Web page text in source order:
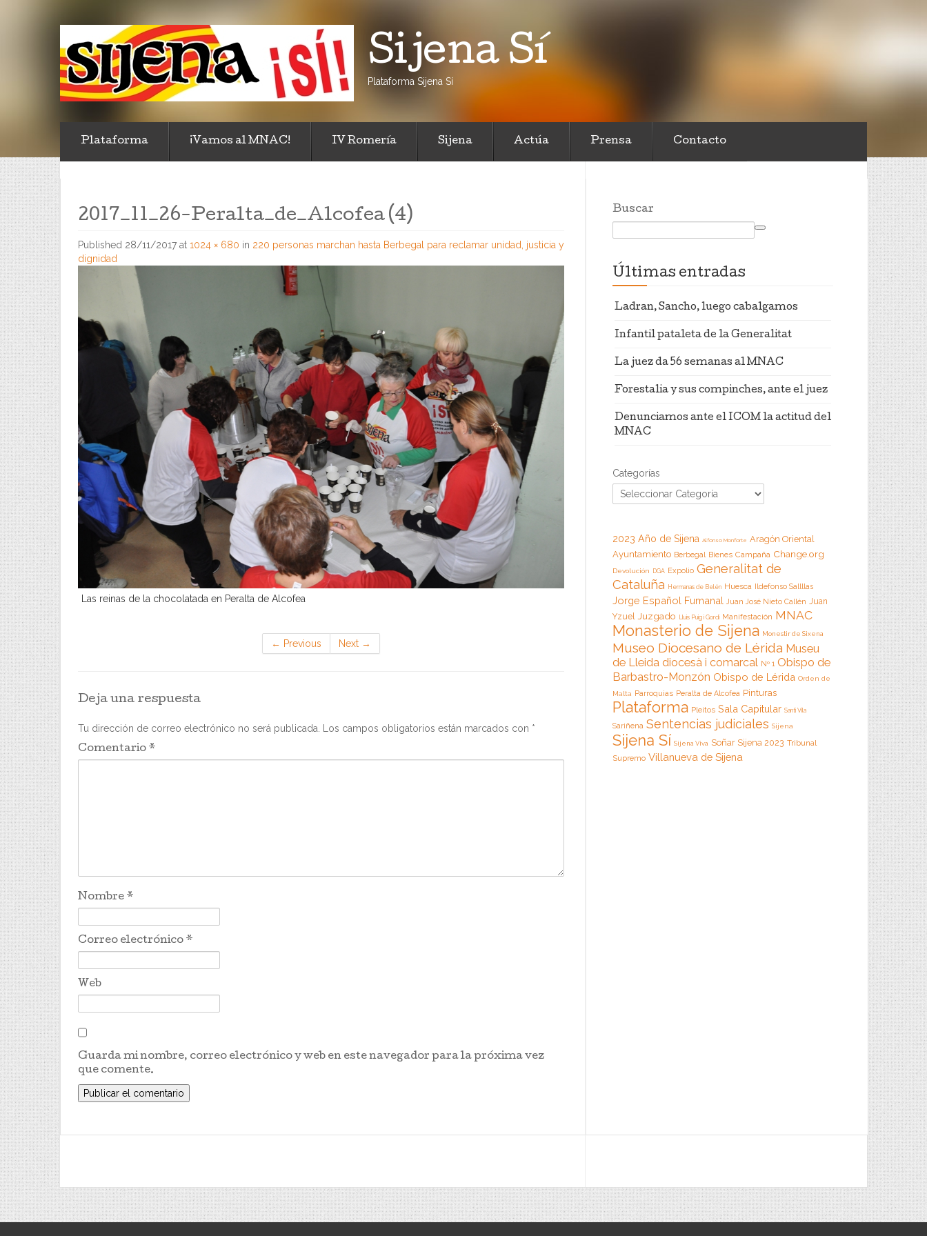
Sijena Sí
Plataforma Sijena Sí
Plataforma ¡Vamos al MNAC! IV Romería Sijena Actúa Prensa Contacto
2017_11_26-Peralta_de_Alcofea (4)
Published 28/11/2017 at 1024 × 680 in 220 personas marchan hasta Berbegal para reclamar unidad, justicia y
dignidad
Las reinas de la chocolatada en Peralta de Alcofea
← Previous Next →
Deja una respuesta
Tu dirección de correo electrónico no será publicada. Los campos obligatorios están marcados con *
Comentario *
Nombre *
Correo electrónico *
Web
Guarda mi nombre, correo electrónico y web en este navegador para la próxima vez
que comente.
Buscar
Últimas entradas
Ladran, Sancho, luego cabalgamos
Infantil pataleta de la Generalitat
La juez da 56 semanas al MNAC
Forestalia y sus compinches, ante el juez
Denunciamos ante el ICOM la actitud del
MNAC
Categorías
2023 Año de Sijena Alfonso Monforte Aragón Oriental
Ayuntamiento Berbegal Bienes Campaña Change.org
Devolución DGA Expolio Generalitat de
Cataluña Hermanas de Belén Huesca Ildefonso Sallllas
Jorge Español Fumanal Juan José Nieto Callén Juan
Yzuel Juzgado Lluis Puig i Gordi Manifestación MNAC
Monasterio de Sijena Monestir de Sixena
Museo Diocesano de Lérida Museu
de Lleida diocesà i comarcal Nº 1 Obispo de
Barbastro-Monzón Obispo de Lérida Orden de
Malta Parroquias Peralta de Alcofea Pinturas
Plataforma Pleitos Sala Capitular Santi Vila
Sariñena Sentencias judiciales Sijena
Sijena Sí Sijena Viva Soñar Sijena 2023 Tribunal
Supremo Villanueva de Sijena